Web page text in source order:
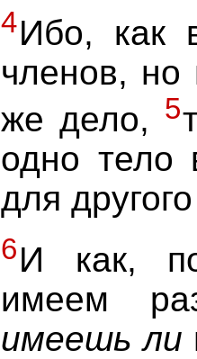
4Ибо, как
членов, но
же дело, 5
одно тело
для
6И как,
имеем
имеешь ли